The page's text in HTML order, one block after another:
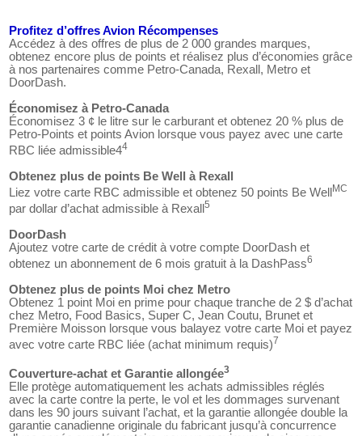
Profitez d’offres Avion Récompenses
Accédez à des offres de plus de 2 000 grandes marques,
obtenez encore plus de points et réalisez plus d’économies grâce
à nos partenaires comme Petro-Canada, Rexall, Metro et
DoorDash.
Économisez à Petro-Canada
Économisez 3 ¢ le litre sur le carburant et obtenez 20 % plus de
Petro-Points et points Avion lorsque vous payez avec une carte
RBC liée admissible44
Obtenez plus de points Be Well à Rexall
Liez votre carte RBC admissible et obtenez 50 points Be Well MC
par dollar d’achat admissible à Rexall 5
DoorDash
Ajoutez votre carte de crédit à votre compte DoorDash et
obtenez un abonnement de 6 mois gratuit à la DashPass6
Obtenez plus de points Moi chez Metro
Obtenez 1 point Moi en prime pour chaque tranche de 2 $ d’achat
chez Metro, Food Basics, Super C, Jean Coutu, Brunet et
Première Moisson lorsque vous balayez votre carte Moi et payez
avec votre carte RBC liée (achat minimum requis)7
Couverture-achat et Garantie allongée3
Elle protège automatiquement les achats admissibles réglés
avec la carte contre la perte, le vol et les dommages survenant
dans les 90 jours suivant l’achat, et la garantie allongée double la
garantie canadienne originale du fabricant jusqu’à concurrence